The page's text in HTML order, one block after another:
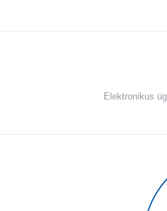
Elektronikus